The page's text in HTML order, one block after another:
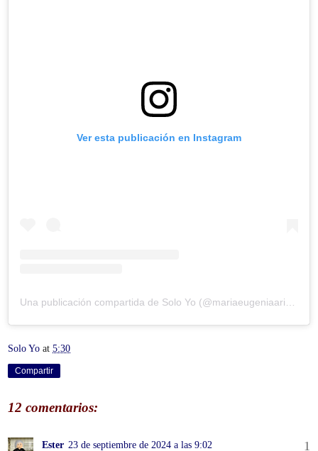
Ver esta publicación en Instagram
Solo Yo at 5:30
Compartir
12 comentarios:
Ester 23 de septiembre de 2024 a las 9:02